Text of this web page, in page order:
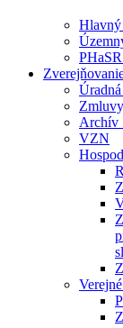
Hlavný
Archív
VZN